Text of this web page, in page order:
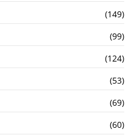
(149)
(99)
(124)
(53)
(69)
(60)